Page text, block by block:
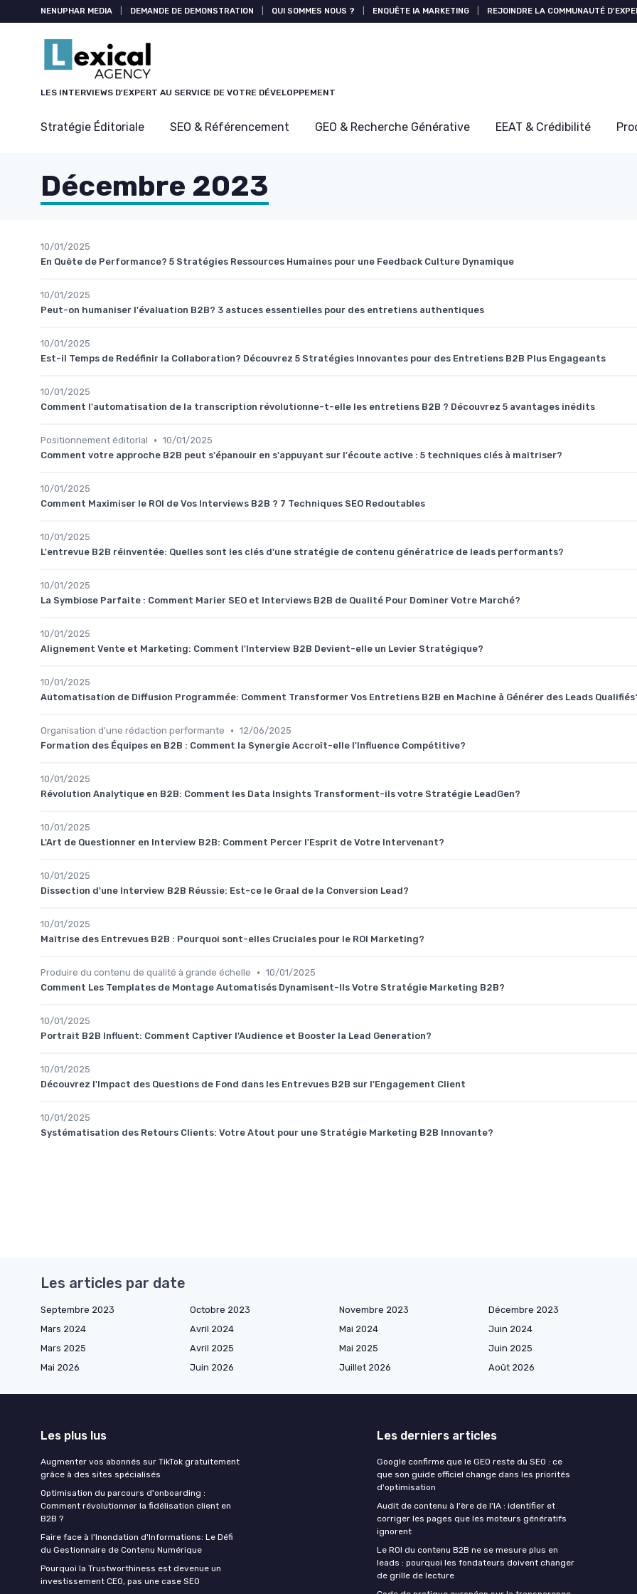
NENUPHAR MEDIA DEMANDE DE DEMONSTRATION QUI SOMMES NOUS ? ENQUÊTE IA MARKETING REJOINDRE LA COMMUNAUTÉ
LES INTERVIEWS D'EXPERT AU SERVICE DE VOTRE DÉVELOPPEMENT
Stratégie Éditoriale SEO & Référencement GEO & Recherche Générative EEAT & Crédibilité
Décembre 2023
10/01/2025
En Quête de Performance? 5 Stratégies Ressources Humaines pour une Feedback Culture Dynamique
10/01/2025
Peut-on humaniser l'évaluation B2B? 3 astuces essentielles pour des entretiens authentiques
10/01/2025
Est-il Temps de Redéfinir la Collaboration? Découvrez 5 Stratégies Innovantes pour des Entretiens B2B Plus Engageants
10/01/2025
Comment l'automatisation de la transcription révolutionne-t-elle les entretiens B2B ? Découvrez 5 avantages inédits
Positionnement éditorial • 10/01/2025
Comment votre approche B2B peut s'épanouir en s'appuyant sur l'écoute active : 5 techniques clés à maîtriser?
10/01/2025
Comment Maximiser le ROI de Vos Interviews B2B ? 7 Techniques SEO Redoutables
10/01/2025
L'entrevue B2B réinventée: Quelles sont les clés d'une stratégie de contenu génératrice de leads performants?
10/01/2025
La Symbiose Parfaite : Comment Marier SEO et Interviews B2B de Qualité Pour Dominer Votre Marché?
10/01/2025
Alignement Vente et Marketing: Comment l'Interview B2B Devient-elle un Levier Stratégique?
10/01/2025
Automatisation de Diffusion Programmée: Comment Transformer Vos Entretiens B2B en Machine à Générer des Leads
Organisation d'une rédaction performante • 12/06/2025
Formation des Équipes en B2B : Comment la Synergie Accroît-elle l'Influence Compétitive?
10/01/2025
Révolution Analytique en B2B: Comment les Data Insights Transforment-ils votre Stratégie LeadGen?
10/01/2025
L'Art de Questionner en Interview B2B: Comment Percer l'Esprit de Votre Intervenant?
10/01/2025
Dissection d'une Interview B2B Réussie: Est-ce le Graal de la Conversion Lead?
10/01/2025
Maîtrise des Entrevues B2B : Pourquoi sont-elles Cruciales pour le ROI Marketing?
Produire du contenu de qualité à grande échelle • 10/01/2025
Comment Les Templates de Montage Automatisés Dynamisent-Ils Votre Stratégie Marketing B2B?
10/01/2025
Portrait B2B Influent: Comment Captiver l'Audience et Booster la Lead Generation?
10/01/2025
Découvrez l'Impact des Questions de Fond dans les Entrevues B2B sur l'Engagement Client
10/01/2025
Systématisation des Retours Clients: Votre Atout pour une Stratégie Marketing B2B Innovante?
Les articles par date
Septembre 2023 Octobre 2023 Novembre 2023
Décembre 2023
Mars 2024
Avril 2024 Mai 2024
Juin 2024
Mars 2025
Avril 2025 Mai 2025
Juin 2025
Mai 2026
Juin 2026 Juillet 2026 Août 2026
Les plus lus
Augmenter vos abonnés sur TikTok gratuitement
grâce à des sites spécialisés
Optimisation du parcours d'onboarding :
Comment révolutionner la fidélisation client en
B2B ?
Faire face à l'Inondation d'Informations: Le Défi
du Gestionnaire de Contenu Numérique
Pourquoi la Trustworthiness est devenue un
investissement CEO, pas une case SEO
Les derniers articles
Google confirme que le GEO reste du SEO : ce
que son guide officiel change dans les priorités
d'optimisation
Audit de contenu à l'ère de l'IA : identifier et
corriger les pages que les moteurs génératifs
ignorent
Le ROI du contenu B2B ne se mesure plus en
leads : pourquoi les fondateurs doivent changer
de grille de lecture
Panneau de gestion des cookies